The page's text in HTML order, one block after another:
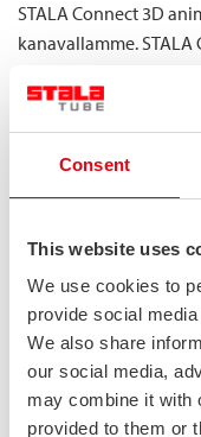
Consent
This website uses
We use cookies to
provide social
We also share
our social media,
may combine it with
provided to them or
STALA Connect 3D
kanavallamme.
Connectia voidaan
tasainen
liitoksissa Connect
väsymislujuuden